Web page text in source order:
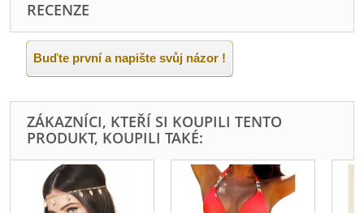
RECENZE
Buďte první a napište svůj názor !
ZÁKAZNÍCI, KTEŘÍ SI KOUPILI TENTO
PRODUKT, KOUPILI TAKÉ: